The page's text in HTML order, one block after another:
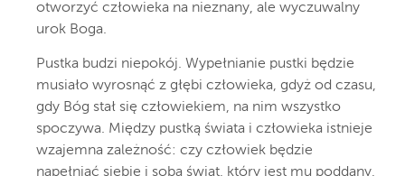
otworzyć człowieka na nieznany, ale wyczuwalny
urok Boga.
Pustka budzi niepokój. Wypełnianie pustki będzie
musiało wyrosnąć z głębi człowieka, gdyż od czasu,
gdy Bóg stał się człowiekiem, na nim wszystko
spoczywa. Między pustką świata i człowieka istnieje
wzajemna zależność: czy człowiek będzie
napełniać siebie i sobą świat, który jest mu poddany,